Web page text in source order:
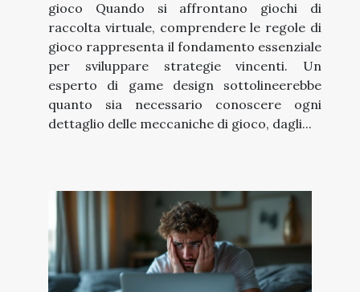
gioco Quando si affrontano giochi di
raccolta virtuale, comprendere le regole di
gioco rappresenta il fondamento essenziale
per sviluppare strategie vincenti. Un
esperto di game design sottolineerebbe
quanto sia necessario conoscere ogni
dettaglio delle meccaniche di gioco, dagli...